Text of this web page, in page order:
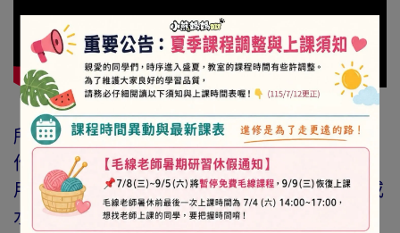
所需工具材料：
作品(Ex:布包)、吹風機、餐巾紙、蝶古巴特專
用膠1劑(黏著劑)、2劑(保護劑)、鑷子、刷子(或
水彩筆)、